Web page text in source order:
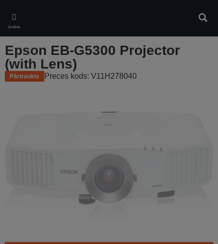
main
content
Izvēlne
Epson EB-G5300 Projector
(with Lens)
Pārtraukts Preces kods: V11H278040